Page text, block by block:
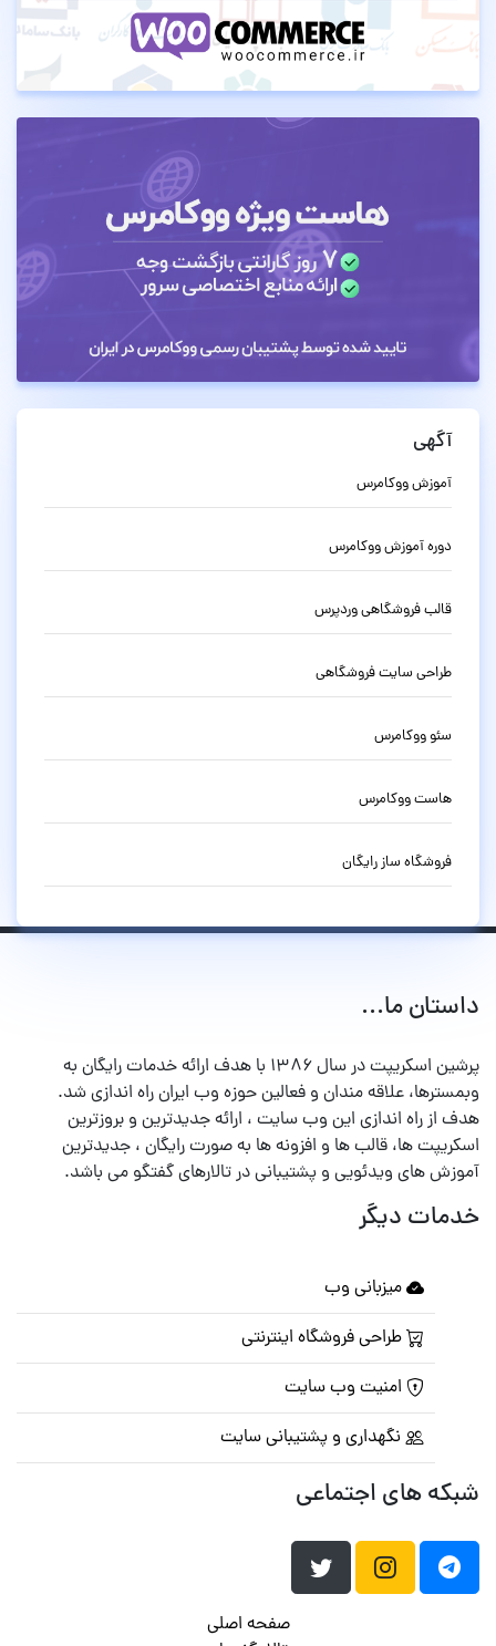
آگهی
آموزش ووکامرس
دوره آموزش ووکامرس
قالب فروشگاهی وردپرس
طراحی سایت فروشگاهی
سئو ووکامرس
هاست ووکامرس
فروشگاه ساز رایگان
داستان ما...
پرشین اسکریپت در سال ۱۳۸۶ با هدف ارائه خدمات رایگان به
وبمسترها، علاقه مندان و فعالین حوزه وب ایران راه اندازی شد.
هدف از راه اندازی این وب سایت ، ارائه جدیدترین و بروزترین
اسکریپت ها، قالب ها و افزونه ها به صورت رایگان ، جدیدترین
آموزش های ویدئویی و پشتیبانی در تالارهای گفتگو می باشد.
خدمات دیگر
میزبانی وب
طراحی فروشگاه اینترنتی
امنیت وب سایت
نگهداری و پشتیبانی سایت
شبکه های اجتماعی
صفحه اصلی